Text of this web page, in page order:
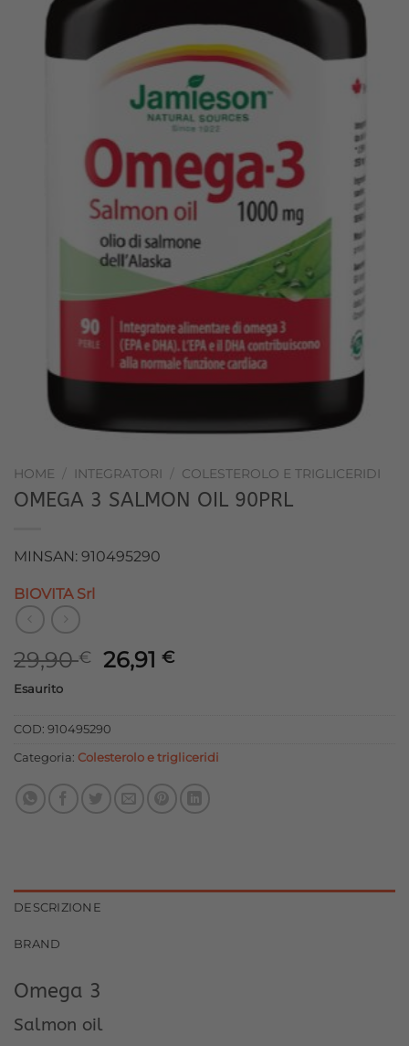
HOME / INTEGRATORI / COLESTEROLO E TRIGLICERIDI
OMEGA 3 SALMON OIL 90PRL
MINSAN: 910495290
BIOVITA Srl
29,90€
Il
era:
29,90 €.
26,91€Il
26,91 €.
Esaurito
COD: 910495290
Categoria: Colesterolo e trigliceridi
DESCRIZIONE
BRAND
Omega 3
Salmon oil